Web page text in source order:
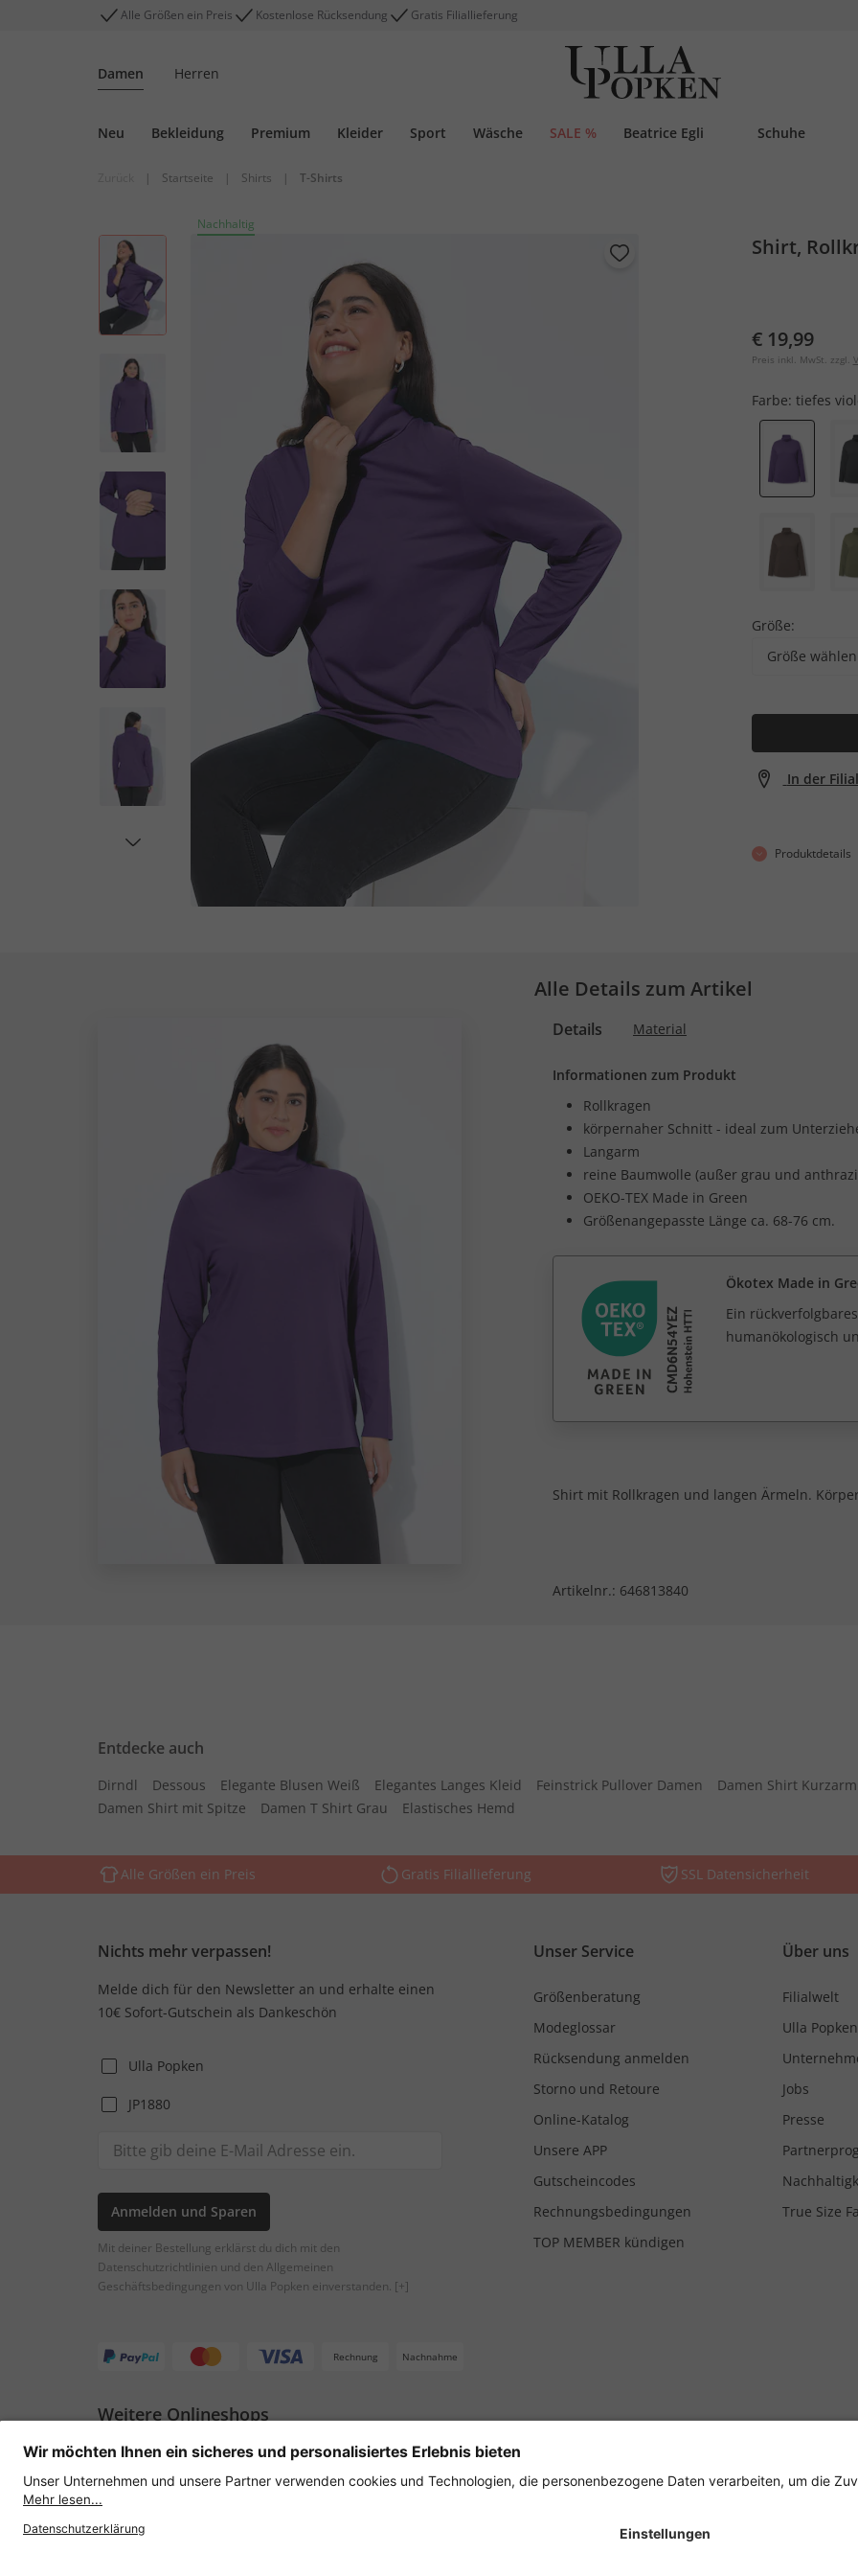
Alle Größen ein Preis Kostenlose Rücksendung Gratis Filiallieferung
Damen Herren
Neu Bekleidung Premium Kleider Sport Wäsche SALE % Beatrice Egli Schuhe
| Startseite | Shirts | T-Shirts
Nachhaltig
Shirt,
€ 19,99
Preis inkl. MwSt. zzgl.
Farbe: tiefes
Größe:
Größe wählen
In der
Produktdetails
Alle Details zum Artikel
Details Material
Informationen zum Produkt
Rollkragen
körpernaher Schnitt - ideal zum
Langarm
reine Baumwolle (außer grau und
OEKO-TEX Made in Green
Größenangepasste Länge ca. 68-76 cm.
Ökotex Made in
Ein
humanökologisch
Shirt mit Rollkragen und langen Ärmeln.
Artikelnr.: 646813840
Entdecke auch
Dirndl Dessous Elegante Blusen Weiß Elegantes Langes Kleid Feinstrick Pullover Damen Damen Shirt Kurzarm
Damen Shirt mit Spitze
Damen T Shirt Grau Elastisches Hemd
Alle Größen ein Preis Gratis Filiallieferung SSL Datensicherheit
Nichts mehr verpassen!
Melde dich für den Newsletter an und erhalte einen
10€ Sofort-Gutschein als Dankeschön
Ulla Popken
JP1880
Anmelden und Sparen
Mit deiner Bestellung erklärst du dich mit den
Datenschutzrichtlinien und den Allgemeinen
Geschäftsbedingungen von Ulla Popken einverstanden. [+]
Unser Service
Größenberatung
Modeglossar
Rücksendung anmelden
Storno und Retoure
Online-Katalog
Unsere APP
Gutscheincodes
Rechnungsbedingungen
TOP MEMBER kündigen
Über uns
Filialwelt
Ulla
Jobs
Presse
True Size
Rechnung Nachnahme
Weitere Onlineshops
Österreich